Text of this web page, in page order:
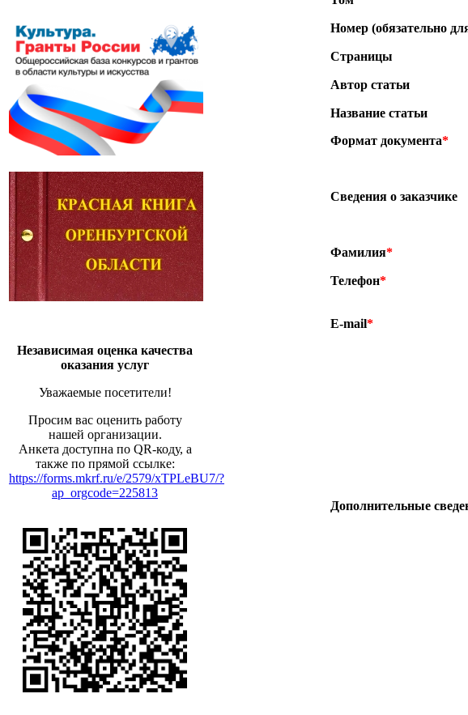
Независимая оценка качества
оказания услуг
Уважаемые посетители!
Просим вас оценить работу
нашей организации.
Анкета доступна по QR-коду, а
также по прямой ссылке:
https://forms.mkrf.ru/e/2579/xTPLeBU7/?
ap_orgcode=225813
Номер (обязательно
Страницы
Автор статьи
Название статьи
Формат документа*
Сведения о заказчике
Фамилия*
Телефон*
E-mail*
Дополнительные